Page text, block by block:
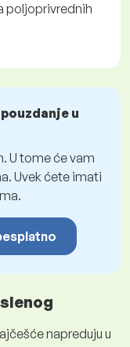
poljoprivrednih
u
U tome će vam
Uvek ćete imati
napreduju u